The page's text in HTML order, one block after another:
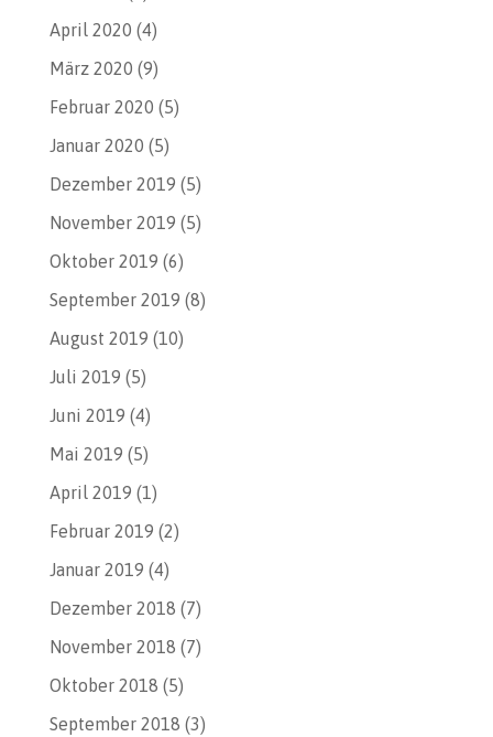
April 2020 (4)
März 2020 (9)
Februar 2020 (5)
Januar 2020 (5)
Dezember 2019 (5)
November 2019 (5)
Oktober 2019 (6)
September 2019 (8)
August 2019 (10)
Juli 2019 (5)
Juni 2019 (4)
Mai 2019 (5)
April 2019 (1)
Februar 2019 (2)
Januar 2019 (4)
Dezember 2018 (7)
November 2018 (7)
Oktober 2018 (5)
September 2018 (3)